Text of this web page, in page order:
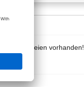
.cab-Dateien vorhanden!